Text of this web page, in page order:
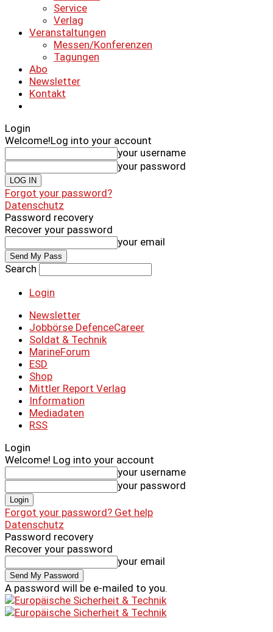
Service
Verlag
Veranstaltungen
Messen/Konferenzen
Tagungen
Abo
Newsletter
Kontakt
Login
Welcome!Log into your account
your username
your password
Forgot your password?
Datenschutz
Password recovery
Recover your password
your email
Search
Login
Newsletter
Jobbörse DefenceCareer
Soldat & Technik
MarineForum
ESD
Shop
Mittler Report Verlag
Information
Mediadaten
RSS
Login
Welcome! Log into your account
your username
your password
Forgot your password? Get help
Datenschutz
Password recovery
Recover your password
your email
A password will be e-mailed to you.